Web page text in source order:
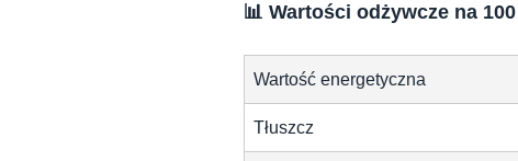
📊 Wartości odżywcze na
Wartość energetyczna
Tłuszcz